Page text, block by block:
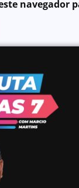
navegador